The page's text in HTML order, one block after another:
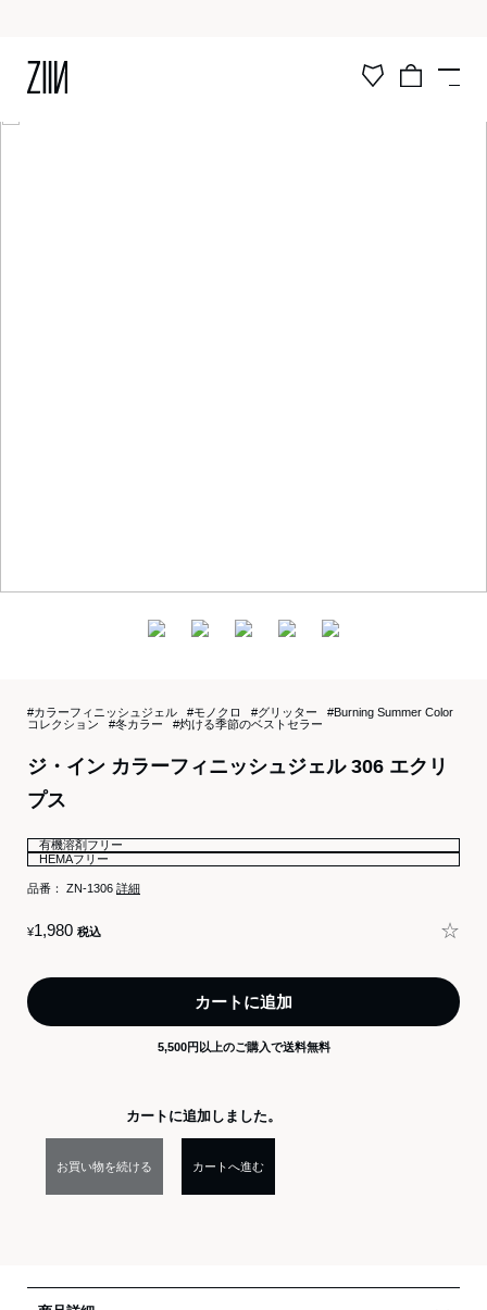
#カラーフィニッシュジェル #モノクロ #グリッター
#Burning Summer Color
コレクション
#冬カラー #灼ける季節のベストセラー
ジ・イン カラーフィニッシュジェル 306 エクリ
プス
有機溶剤フリー
HEMAフリー
品番： ZN-1306 詳細
¥1,980 税込 ☆
カートに追加
5,500円以上のご購入で送料無料
カートに追加しました。
お買い物を続ける カートへ進む